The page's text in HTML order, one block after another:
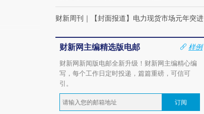
财新周刊 ｜ 【封面报道】电力现货市场元年突进
财新网主编精选版电邮
样例
财新网新闻版电邮全新升级！财新网主编精心编
写，每个工作日定时投递，篇篇重磅，可信可
引。
订阅